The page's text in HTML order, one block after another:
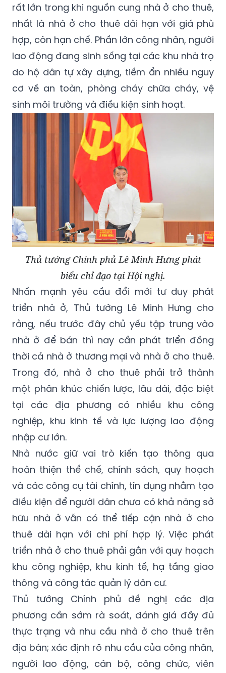
rất lớn trong khi nguồn cung nhà ở cho thuê,
nhất là nhà ở cho thuê dài hạn với giá phù
hợp, còn hạn chế. Phần lớn công nhân, người
lao động đang sinh sống tại các khu nhà trọ
do hộ dân tự xây dựng, tiềm ẩn nhiều nguy
cơ về an toàn, phòng cháy chữa cháy, vệ
sinh môi trường và điều kiện sinh hoạt.
Thủ tướng Chính phủ Lê Minh Hưng phát
biểu chỉ đạo tại Hội nghị.
Nhấn mạnh yêu cầu đổi mới tư duy phát
triển nhà ở, Thủ tướng Lê Minh Hưng cho
rằng, nếu trước đây chủ yếu tập trung vào
nhà ở để bán thì nay cần phát triển đồng
thời cả nhà ở thương mại và nhà ở cho thuê.
Trong đó, nhà ở cho thuê phải trở thành
một phân khúc chiến lược, lâu dài, đặc biệt
tại các địa phương có nhiều khu công
nghiệp, khu kinh tế và lực lượng lao động
nhập cư lớn.
Nhà nước giữ vai trò kiến tạo thông qua
hoàn thiện thể chế, chính sách, quy hoạch
và các công cụ tài chính, tín dụng nhằm tạo
điều kiện để người dân chưa có khả năng sở
hữu nhà ở vẫn có thể tiếp cận nhà ở cho
thuê dài hạn với chi phí hợp lý. Việc phát
triển nhà ở cho thuê phải gắn với quy hoạch
khu công nghiệp, khu kinh tế, hạ tầng giao
thông và công tác quản lý dân cư.
Thủ tướng Chính phủ đề nghị các địa
phương cần sớm rà soát, đánh giá đầy đủ
thực trạng và nhu cầu nhà ở cho thuê trên
địa bàn; xác định rõ nhu cầu của công nhân,
người lao động, cán bộ, công chức, viên